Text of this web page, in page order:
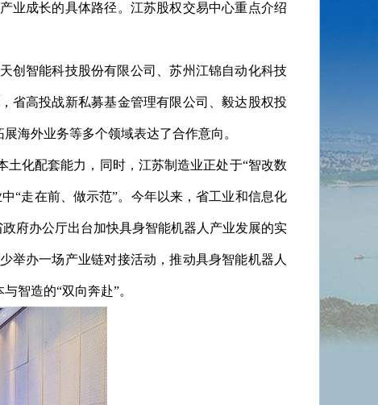
业成长的具体路径。江苏股权交易中心重点介绍
创智能科技股份有限公司、苏州江锦自动化科技
省高投战新私募基金管理有限公司、毅达股权投
海外业务等多个领域表达了合作意向。
化配套能力，同时，江苏制造业正处于“智改数
“走在前、做示范”。今年以来，省工业和信息化
府办公厅出台加快具身智能机器人产业发展的实
举办一场产业链对接活动，推动具身智能机器人
智造的“双向奔赴”。